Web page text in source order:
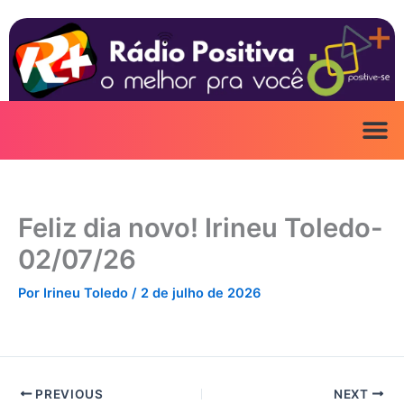
para
conteúdo
Feliz dia novo! Irineu Toledo-
02/07/26
Por Irineu Toledo / 2 de julho de 2026
PREVIOUS NEXT